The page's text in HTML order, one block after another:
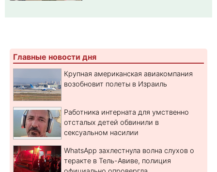
Главные новости дня
Крупная американская авиакомпания
возобновит полеты в Израиль
Работника интерната для умственно
отсталых детей обвинили в
сексуальном насилии
WhatsApp захлестнула волна слухов о
теракте в Тель-Авиве, полиция